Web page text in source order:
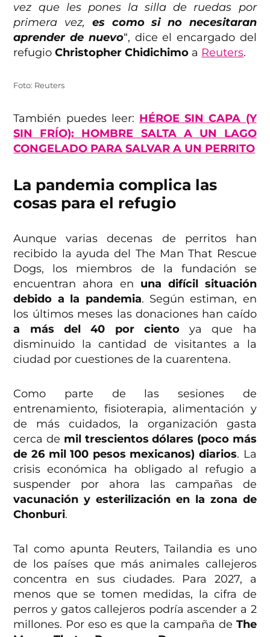
vez que les pones la silla de ruedas por
primera vez, es como si no necesitaran
aprender de nuevo“, dice el encargado del
refugio Christopher Chidichimo a Reuters.
Foto: Reuters
También puedes leer: HÉROE SIN CAPA (Y
SIN FRÍO): HOMBRE SALTA A UN LAGO
CONGELADO PARA SALVAR A UN PERRITO
La pandemia complica las
cosas para el refugio
Aunque varias decenas de perritos han
recibido la ayuda del The Man That Rescue
Dogs, los miembros de la fundación se
encuentran ahora en una difícil situación
debido a la pandemia. Según estiman, en
los últimos meses las donaciones han caído
a más del 40 por cientoya que ha
disminuido la cantidad de visitantes a la
ciudad por cuestiones de la cuarentena.
Como parte de las sesiones de
entrenamiento, fisioterapia, alimentación y
de más cuidados, la organización gasta
cerca de mil trescientos dólares (poco más
de 26 mil 100 pesos mexicanos) diarios. La
crisis económica ha obligado al refugio a
suspender por ahora las campañas de
vacunación y esterilización en la zona de
Chonburi.
Tal como apunta Reuters, Tailandia es uno
de los países que más animales callejeros
concentra en sus ciudades. Para 2027, a
menos que se tomen medidas, la cifra de
perros y gatos callejeros podría ascender a 2
millones. Por eso es que la campaña de The